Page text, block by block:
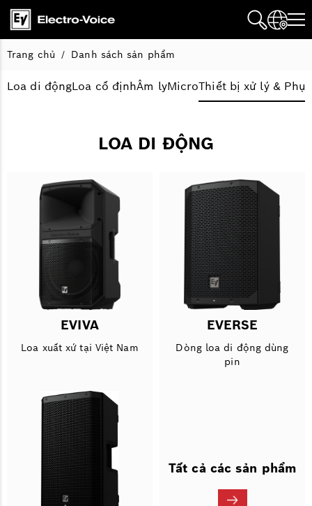
Trang chủ Danh sách sản phẩm
Loa di độngLoa cố địnhÂm lyMicroThiết bị xử lý & Phụ
LOA DI ĐỘNG
EVIVA
Loa xuất xứ tại Việt Nam
EVERSE
Dòng loa di động dùng
pin
Tất cả các sản phẩm